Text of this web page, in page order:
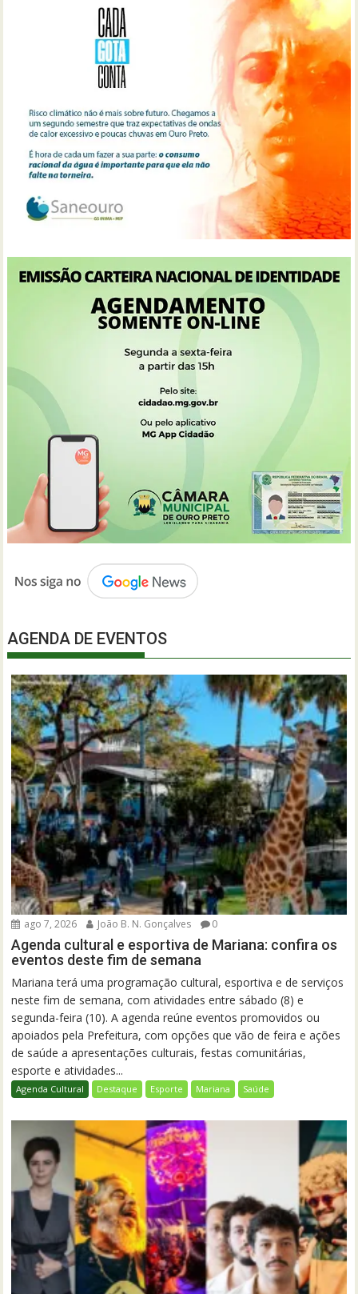
AGENDA DE EVENTOS
ago 7, 2026 João B. N. Gonçalves 0
Agenda cultural e esportiva de Mariana: confira os
eventos deste fim de semana
Mariana terá uma programação cultural, esportiva e de serviços
neste fim de semana, com atividades entre sábado (8) e
segunda-feira (10). A agenda reúne eventos promovidos ou
apoiados pela Prefeitura, com opções que vão de feira e ações
de saúde a apresentações culturais, festas comunitárias,
esporte e atividades...
Agenda Cultural Destaque Esporte Mariana Saúde